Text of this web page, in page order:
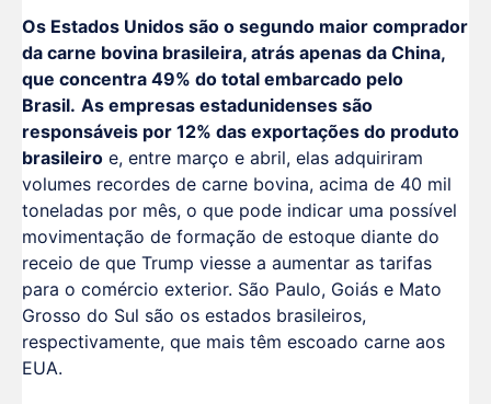
Os Estados Unidos são o segundo maior comprador
da carne bovina brasileira, atrás apenas da China,
que concentra 49% do total embarcado pelo
Brasil. As empresas estadunidenses são
responsáveis por 12% das exportações do produto
brasileiro e, entre março e abril, elas adquiriram
volumes recordes de carne bovina, acima de 40 mil
toneladas por mês, o que pode indicar uma possível
movimentação de formação de estoque diante do
receio de que Trump viesse a aumentar as tarifas
para o comércio exterior. São Paulo, Goiás e Mato
Grosso do Sul são os estados brasileiros,
respectivamente, que mais têm escoado carne aos
EUA.